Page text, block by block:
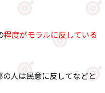
程度がモラルに反している
人は民意に反してなどと